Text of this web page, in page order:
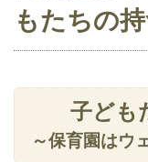
もたちの持
子ども
～保育園はウ